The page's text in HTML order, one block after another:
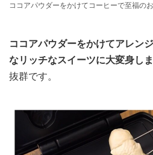
ココアパウダーをかけてコーヒーで至福の
ココアパウダーをかけてアレン
なリッチなスイーツに大変身しま
抜群です。